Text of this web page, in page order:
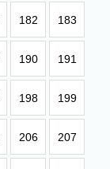
182 183
190 191
198 199
206 207